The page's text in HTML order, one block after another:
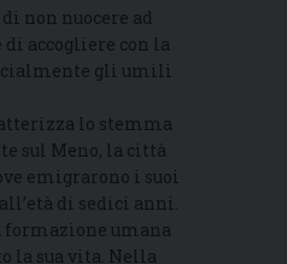
non nuocere ad
accogliere con la
gli umili
lo stemma
sul Meno, la città
emigrarono i suoi
di sedici anni.
umana
la sua vita. Nella